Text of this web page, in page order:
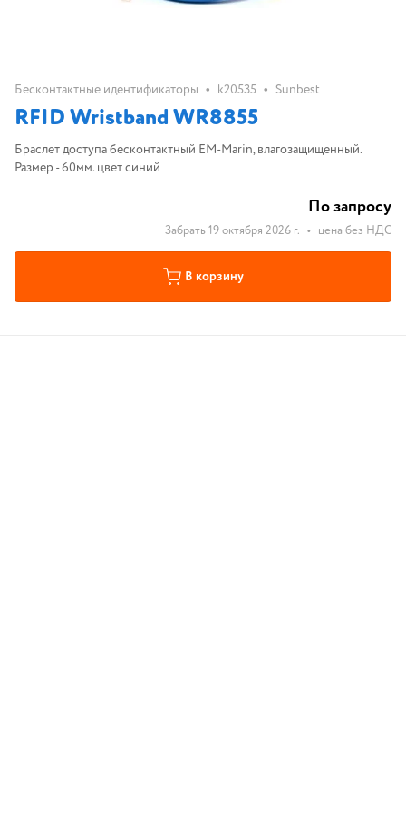
Бесконтактные идентификаторы • k20535 • Sunbest
RFID Wristband WR8855
Браслет доступа бесконтактный EM-Marin, влагозащищенный.
Размер - 60мм. цвет синий
По запросу
Забрать 19 октября 2026 г. • цена без НДС
В корзину